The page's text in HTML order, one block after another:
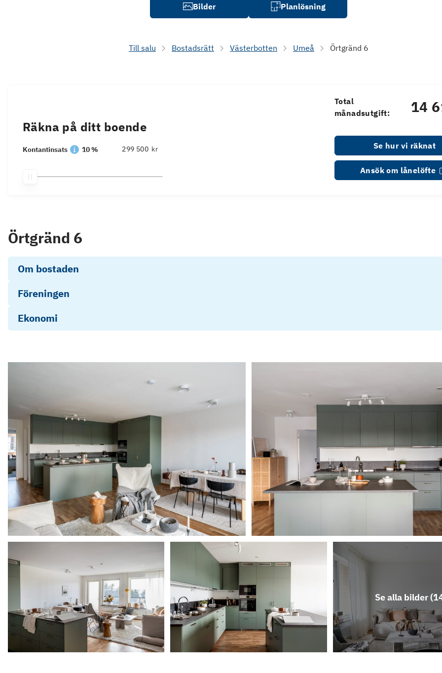
Bilder Planlösning
Till salu Bostadsrätt Västerbotten Umeå Örtgränd 6
Räkna på ditt boende
Kontantinsats 10 % kr
Total
månadsutgift:
14
Se hur vi räknat
Ansök om lånelöfte
Örtgränd 6
Om bostaden
Föreningen
Ekonomi
Se alla bilder (